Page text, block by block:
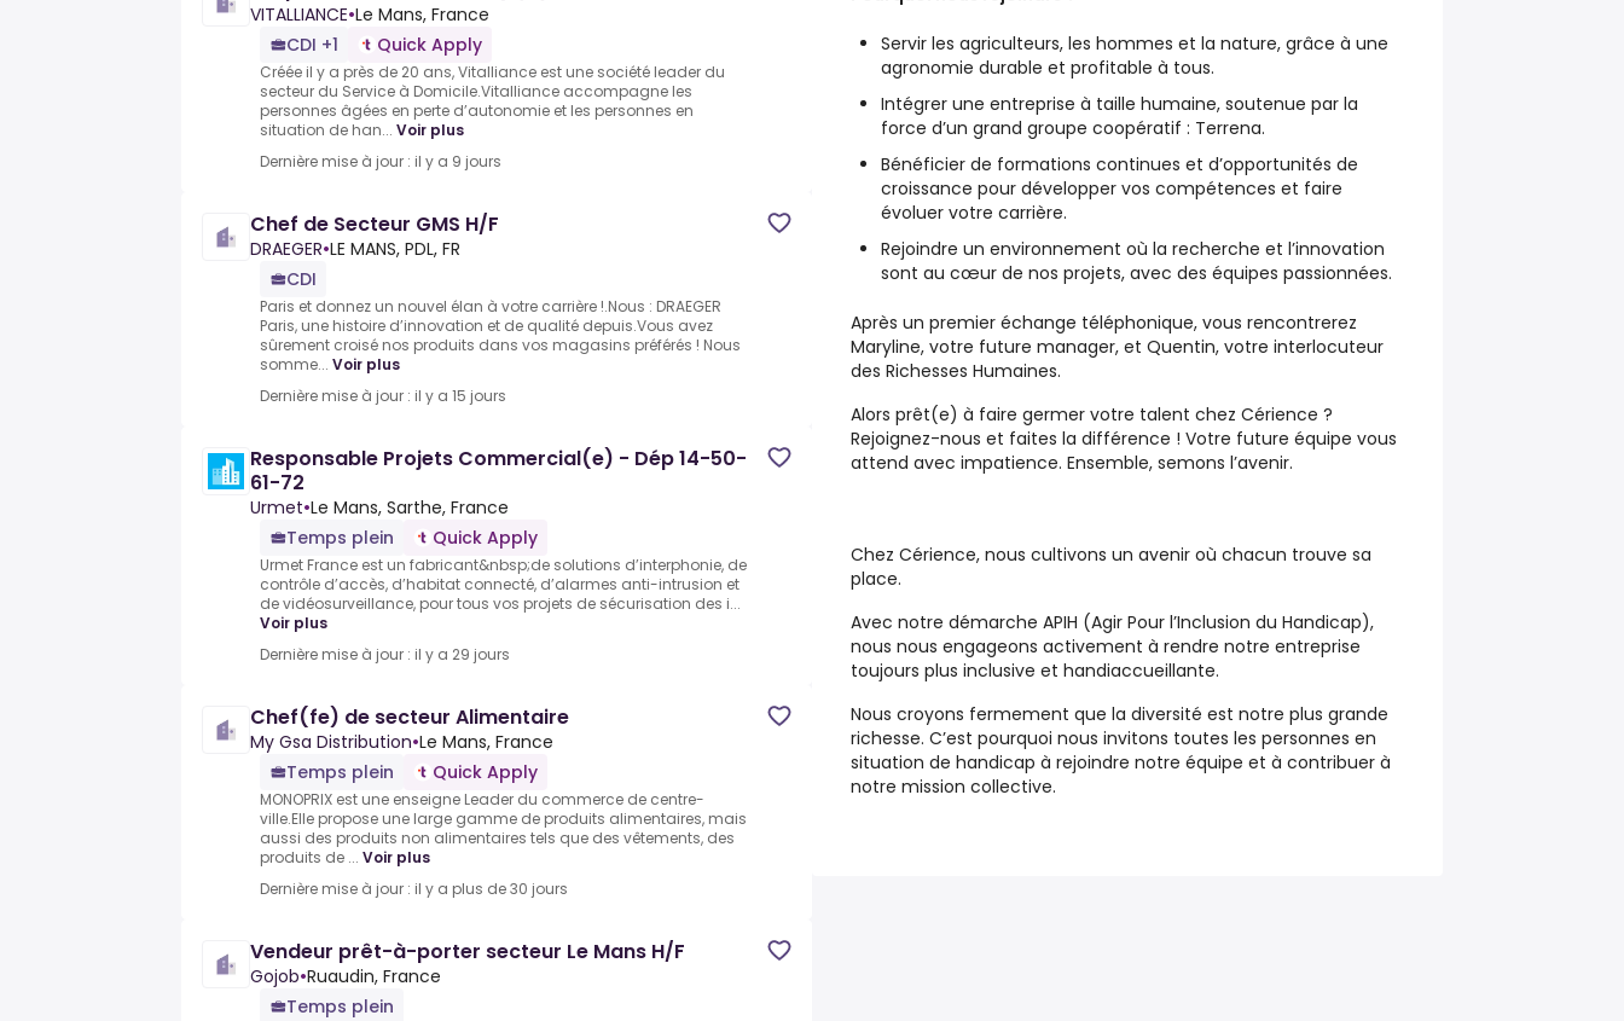
VITALLIANCE•Le Mans, France
CDI +1
Quick Apply
Créée il y a près de 20 ans, Vitalliance est une société leader du
secteur du Service à Domicile.Vitalliance accompagne les
personnes âgées en perte d’autonomie et les personnes en
situation de han... Voir plus
Dernière mise à jour : il y a 9 jours
Chef de Secteur GMS H/F
DRAEGER•LE MANS, PDL, FR
CDI
Paris et donnez un nouvel élan à votre carrière !.Nous : DRAEGER
Paris, une histoire d’innovation et de qualité depuis.Vous avez
sûrement croisé nos produits dans vos magasins préférés ! Nous
somme... Voir plus
Dernière mise à jour : il y a 15 jours
Responsable Projets Commercial(e) - Dép 14-50-
61-72
Urmet•Le Mans, Sarthe, France
Temps plein
Quick Apply
Urmet France est un fabricant&nbsp;de solutions d’interphonie, de
contrôle d’accès, d’habitat connecté, d’alarmes anti-intrusion et
de vidéosurveillance, pour tous vos projets de sécurisation des i...
Voir plus
Dernière mise à jour : il y a 29 jours
Chef(fe) de secteur Alimentaire
My Gsa Distribution•Le Mans, France
Temps plein
Quick Apply
MONOPRIX est une enseigne Leader du commerce de centre-
ville.Elle propose une large gamme de produits alimentaires, mais
aussi des produits non alimentaires tels que des vêtements, des
produits de ... Voir plus
Dernière mise à jour : il y a plus de 30 jours
Vendeur prêt-à-porter secteur Le Mans H/F
Gojob•Ruaudin, France
Temps plein
Servir les agriculteurs, les hommes et la nature, grâce à une
agronomie durable et profitable à tous.
Intégrer une entreprise à taille humaine, soutenue par la
force d’un grand groupe coopératif : Terrena.
Bénéficier de formations continues et d’opportunités de
croissance pour développer vos compétences et faire
évoluer votre carrière.
Rejoindre un environnement où la recherche et l’innovation
sont au cœur de nos projets, avec des équipes passionnées.
Après un premier échange téléphonique, vous rencontrerez
Maryline, votre future manager, et Quentin, votre interlocuteur
des Richesses Humaines.
Alors prêt(e) à faire germer votre talent chez Cérience ?
Rejoignez-nous et faites la différence ! Votre future équipe vous
attend avec impatience. Ensemble, semons l’avenir.
Chez Cérience, nous cultivons un avenir où chacun trouve sa
place.
Avec notre démarche APIH (Agir Pour l’Inclusion du Handicap),
nous nous engageons activement à rendre notre entreprise
toujours plus inclusive et handiaccueillante.
Nous croyons fermement que la diversité est notre plus grande
richesse. C’est pourquoi nous invitons toutes les personnes en
situation de handicap à rejoindre notre équipe et à contribuer à
notre mission collective.